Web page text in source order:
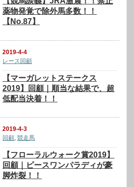
薬物発覚で除外馬多数！！
【No.87】
2019-4-4
レース回顧
【マーガレットステークス
2019】回顧｜順当な結果で、超
低配当決着！！
2019-4-3
回顧,競走馬
【フローラルウォーク賞2019】
回顧｜ピースワンパラディが豪
脚炸裂！！